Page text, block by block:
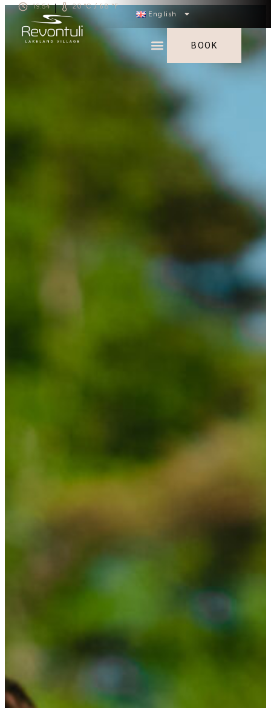
19.54 | 20 °C / 68 °F
English
BOOK